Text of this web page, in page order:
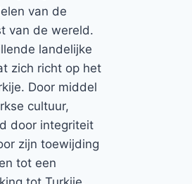
van de
van de wereld.
landelijke
zich richt op het
Door middel
cultuur,
door integriteit
zijn toewijding
tot een